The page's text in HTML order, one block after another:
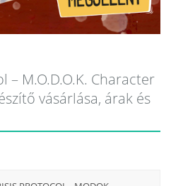
– M.O.D.O.K. Character
vásárlása, árak és